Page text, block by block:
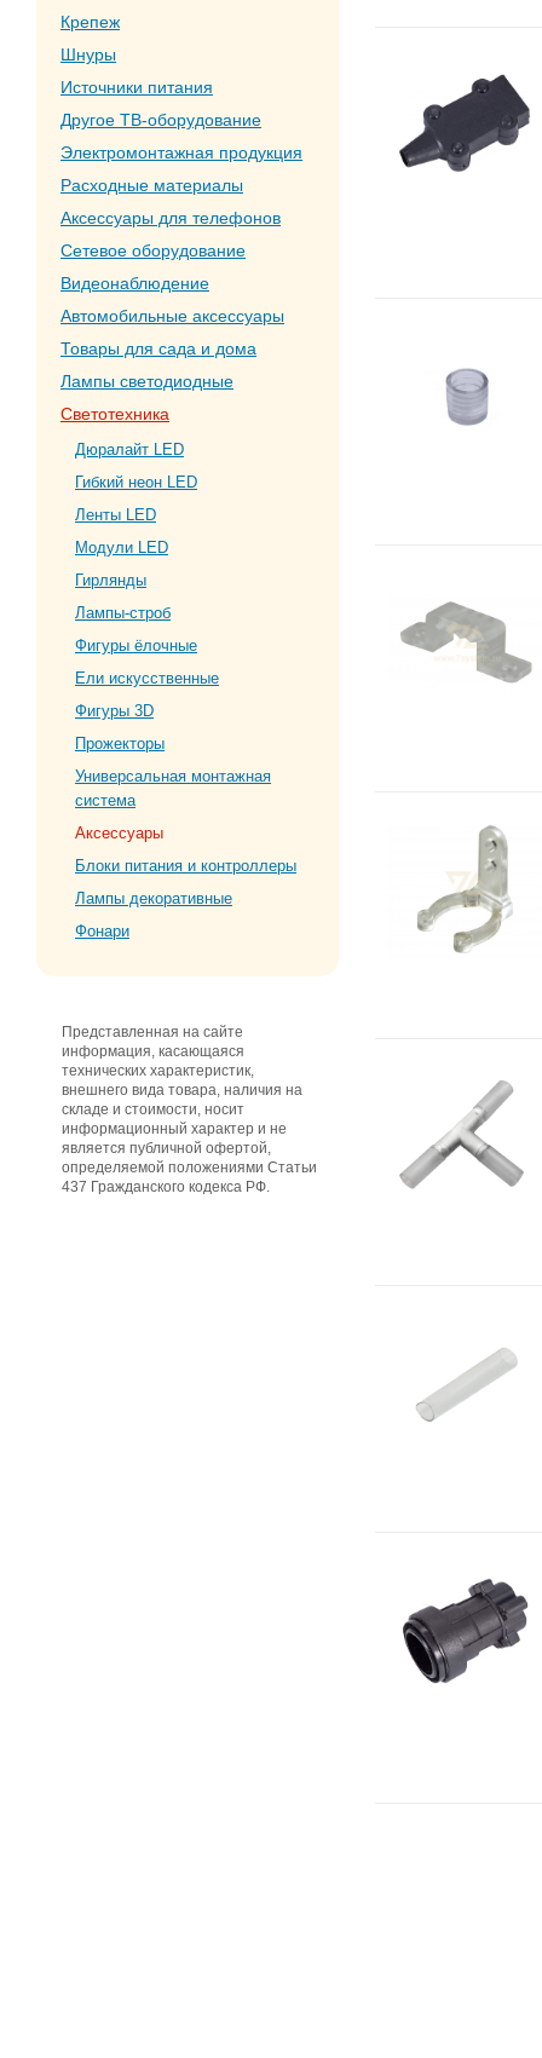
Крепеж
Шнуры
Источники питания
Другое ТВ-оборудование
Электромонтажная продукция
Расходные материалы
Аксессуары для телефонов
Сетевое оборудование
Видеонаблюдение
Автомобильные аксессуары
Товары для сада и дома
Лампы светодиодные
Светотехника
Дюралайт LED
Гибкий неон LED
Ленты LED
Модули LED
Гирлянды
Лампы-строб
Фигуры ёлочные
Ели искусственные
Фигуры 3D
Прожекторы
Универсальная монтажная
система
Аксессуары
Блоки питания и контроллеры
Лампы декоративные
Фонари
Представленная на сайте
информация, касающаяся
технических характеристик,
внешнего вида товара, наличия на
складе и стоимости, носит
информационный характер и не
является публичной офертой,
определяемой положениями Статьи
437 Гражданского кодекса РФ.